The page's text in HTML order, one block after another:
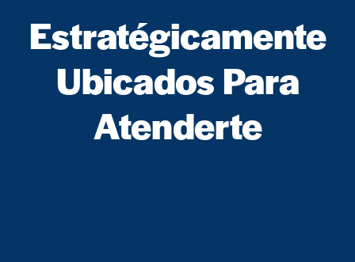
Estratégicamente
Ubicados Para
Atenderte